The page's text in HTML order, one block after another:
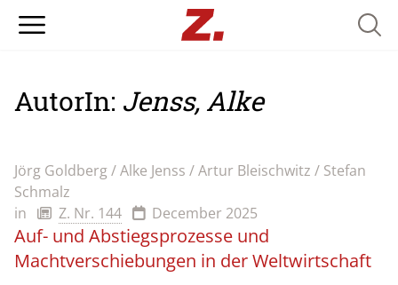
AutorIn: Jenss, Alke
Jörg Goldberg / Alke Jenss / Artur Bleischwitz / Stefan
Schmalz
in
Z. Nr. 144 December 2025
Auf- und Abstiegsprozesse und
Machtverschiebungen in der Weltwirtschaft